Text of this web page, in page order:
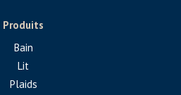
Produits
Bain
Lit
Plaids